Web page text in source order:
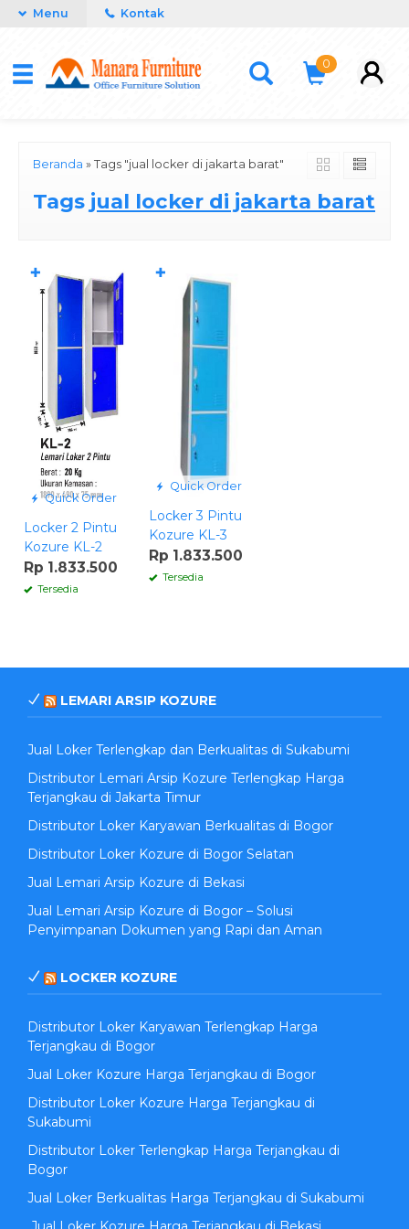
Menu Kontak
0
Beranda » Tags "jual locker di jakarta barat"
Tags jual locker di jakarta barat
Quick Order
Locker 2 Pintu
Kozure KL-2
Rp 1.833.500
Tersedia
✚
Quick Order
Locker 3 Pintu
Kozure KL-3
Rp 1.833.500
Tersedia
✚
LEMARI ARSIP KOZURE
Jual Loker Terlengkap dan Berkualitas di Sukabumi
Distributor Lemari Arsip Kozure Terlengkap Harga
Terjangkau di Jakarta Timur
Distributor Loker Karyawan Berkualitas di Bogor
Distributor Loker Kozure di Bogor Selatan
Jual Lemari Arsip Kozure di Bekasi
Jual Lemari Arsip Kozure di Bogor – Solusi
Penyimpanan Dokumen yang Rapi dan Aman
LOCKER KOZURE
Distributor Loker Karyawan Terlengkap Harga
Terjangkau di Bogor
Jual Loker Kozure Harga Terjangkau di Bogor
Distributor Loker Kozure Harga Terjangkau di
Sukabumi
Distributor Loker Terlengkap Harga Terjangkau di
Bogor
Jual Loker Berkualitas Harga Terjangkau di Sukabumi